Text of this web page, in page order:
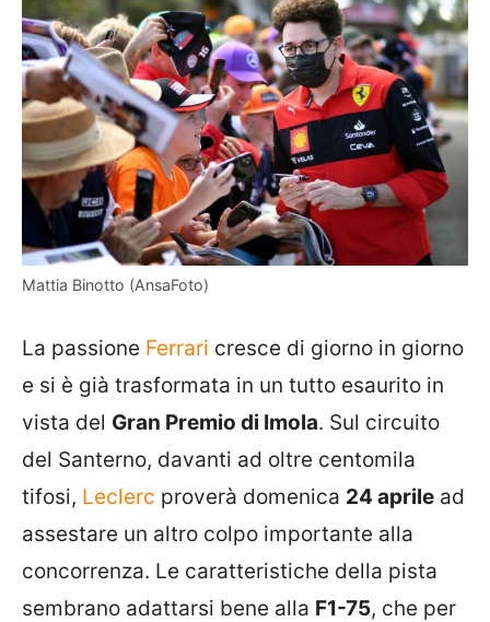
Mattia Binotto (AnsaFoto)
La passione Ferrari cresce di giorno in giorno
e si è già trasformata in un tutto esaurito in
vista del Gran Premio di Imola. Sul circuito
del Santerno, davanti ad oltre centomila
tifosi, Leclerc proverà domenica 24 aprile ad
assestare un altro colpo importante alla
concorrenza. Le caratteristiche della pista
sembrano adattarsi bene alla F1-75, che per